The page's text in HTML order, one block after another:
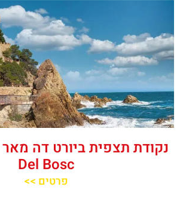
Del Bosc
פרטים >>